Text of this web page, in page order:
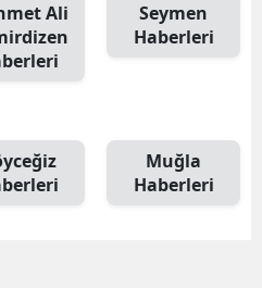
Ali
Seymen
Haberleri
Muğla
Haberleri